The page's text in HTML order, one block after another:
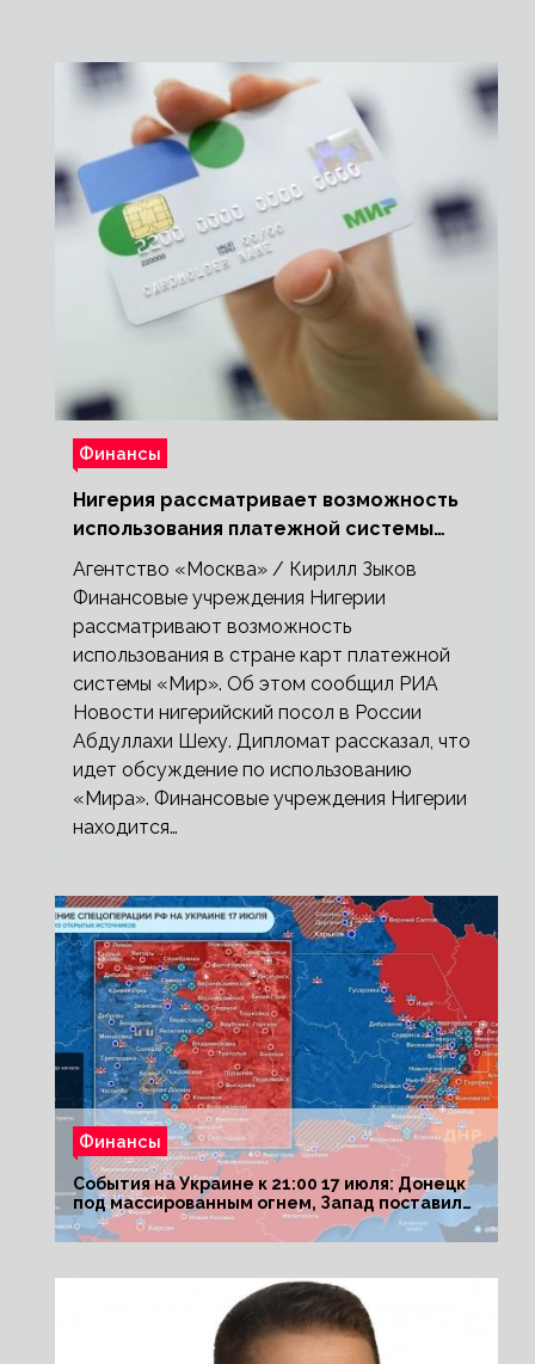
Финансы
Нигерия рассматривает возможность
использования платежной системы
«Мир»
Агентство «Москва» / Кирилл Зыков
Финансовые учреждения Нигерии
рассматривают возможность
использования в стране карт платежной
системы «Мир». Об этом сообщил РИА
Новости нигерийский посол в России
Абдуллахи Шеху. Дипломат рассказал, что
идет обсуждение по использованию
«Мира». Финансовые учреждения Нигерии
находится…
Финансы
События на Украине к 21:00 17 июля: Донецк
под массированным огнем, Запад поставил
Киеву ультиматум